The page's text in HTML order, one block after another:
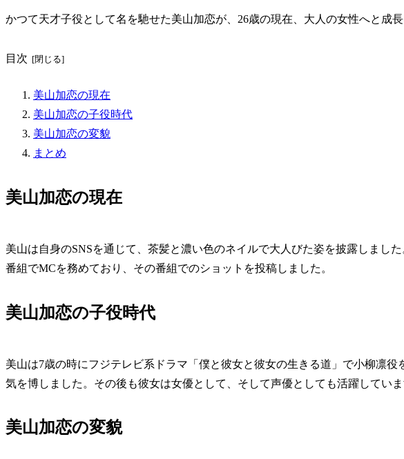
かつて天才子役として名を馳せた美山加恋が、26歳の現在、大人の女性へと成長
目次
美山加恋の現在
美山加恋の子役時代
美山加恋の変貌
まとめ
美山加恋の現在
美山は自身のSNSを通じて、茶髪と濃い色のネイルで大人びた姿を披露しまし
番組でMCを務めており、その番組でのショットを投稿しました。
美山加恋の子役時代
美山は7歳の時にフジテレビ系ドラマ「僕と彼女と彼女の生きる道」で小柳凛役
気を博しました。その後も彼女は女優として、そして声優としても活躍していま
美山加恋の変貌